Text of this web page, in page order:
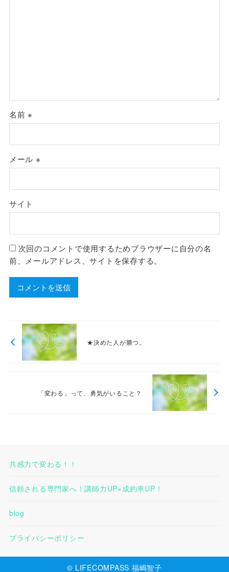
名前※
メール ※
サイト
次回のコメントで使用するためブラウザーに自分の名
前、メールアドレス、サイトを保存する。
★決めた人が勝つ。
「変わる」って、勇気がいること？
共感力で変わる！！
信頼される専門家へ！講師力UP×成約率UP！
blog
プライバシーポリシー
© LIFECOMPASS 福嶋智子